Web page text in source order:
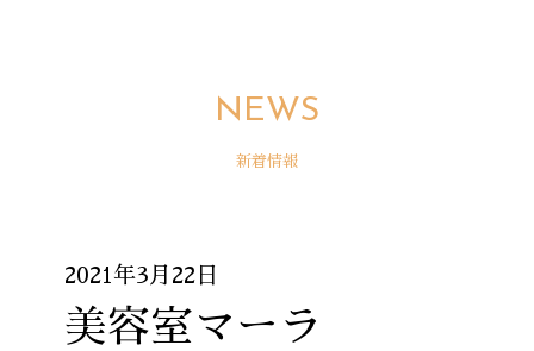
NEWS
新着情報
2021年3月22日
美容室マーラ